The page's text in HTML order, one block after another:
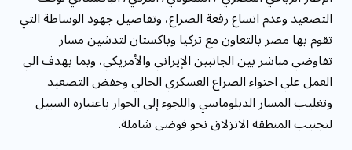
التصعيد وعدم اتساع رقعة الصراع، وتفاصيل جهود الوساطة التي
تقوم بها مصر بالتعاون مع تركيا وباكستان لتدشين مسار
تفاوضي مباشر بين الجانبين الإيراني والأمريكي، وبما يهدف الي
العمل علي احتواء الصراع العسكري الحالي وخفض التصعيد
وتغليب المسار الدبلوماسي واللجوء إلى الحوار باعتباره السبيل
لتجنيب المنطقة الانزلاق نحو فوضى شاملة.